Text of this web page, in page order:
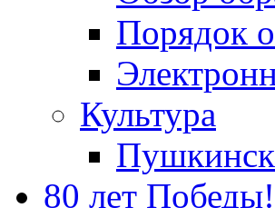
Порядок
Культура
80 лет Победы!